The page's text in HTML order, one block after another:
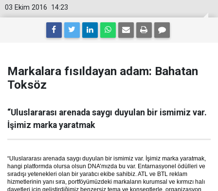
14:23
03 Ekim 2016
Markalara fısıldayan adam: Bahatan
Toksöz
“Uluslararası arenada saygı duyulan bir ismimiz var.
İşimiz marka yaratmak
“Uluslararası arenada saygı duyulan bir ismimiz var. İşimiz marka yaratmak,
hangi platformda olursa olsun DNA’mızda bu var. Entarnasyonel ödülleri ve
sıradışı yetenekleri olan bir yaratıcı ekibe sahibiz. ATL ve BTL reklam
hizmetlerinin yanı sıra, portföyümüzdeki markaların kurumsal ve kırmızı halı
davetleri için geliştirdiğimiz benzersiz tema ve konseptlerle, organizasyon